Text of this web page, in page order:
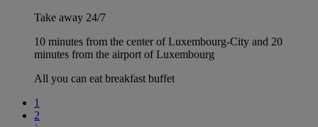
Take away 24/7
10 minutes from the center of Luxembourg-City and 20
minutes from the airport of Luxembourg
All you can eat breakfast buffet
1
2